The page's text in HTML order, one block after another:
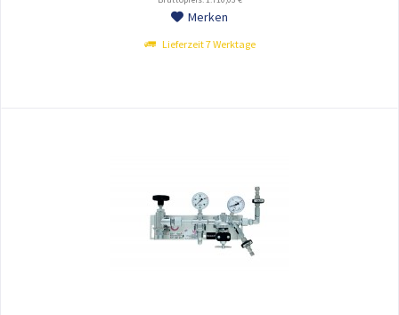
Merken
Lieferzeit 7 Werktage